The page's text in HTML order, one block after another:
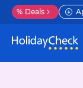
% Deals